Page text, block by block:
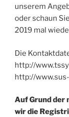
unserem
oder schaun
2019 mal
Die
http://
http://
Auf Grund der
wir die